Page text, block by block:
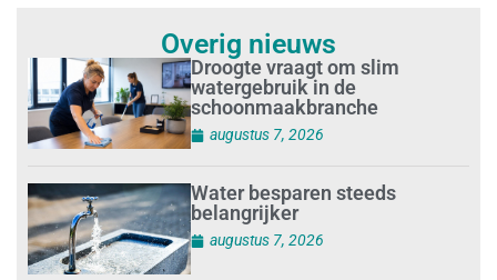
Overig nieuws
Droogte vraagt om slim
watergebruik in de
schoonmaakbranche
augustus 7, 2026
Water besparen steeds
belangrijker
augustus 7, 2026